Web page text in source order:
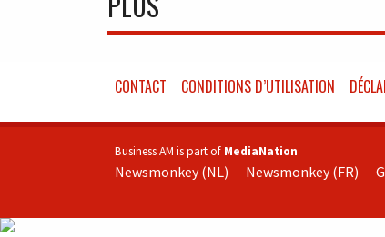
CONTACT CONDITIONS D’UTILISATION
Business AM is part of MediaNation
Newsmonkey (NL) Newsmonkey (FR)